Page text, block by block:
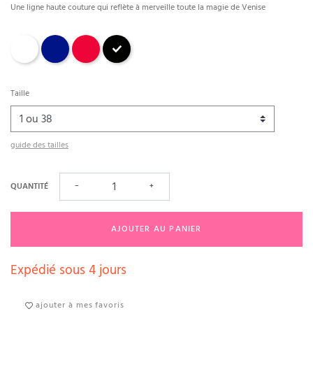
Une ligne haute couture qui reflète à merveille toute la magie de Venise
Bleu nocturneRouge Noir
Taille
guide des tailles
QUANTITÉ − +
AJOUTER AU PANIER
Expédié sous 4 jours
ajouter à mes favoris